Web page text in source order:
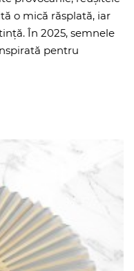
o mică răsplată, iar
În 2025, semnele
pentru